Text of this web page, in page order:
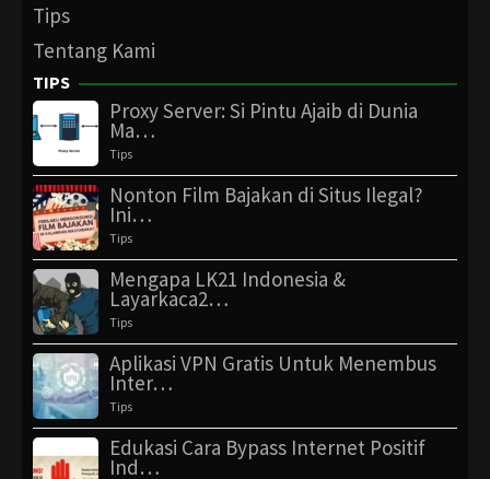
Tips
Tentang Kami
TIPS
Proxy Server: Si Pintu Ajaib di Dunia
Ma…
Tips
Nonton Film Bajakan di Situs Ilegal?
Ini…
Tips
Mengapa LK21 Indonesia &
Layarkaca2…
Tips
Aplikasi VPN Gratis Untuk Menembus
Inter…
Tips
Edukasi Cara Bypass Internet Positif
Ind…